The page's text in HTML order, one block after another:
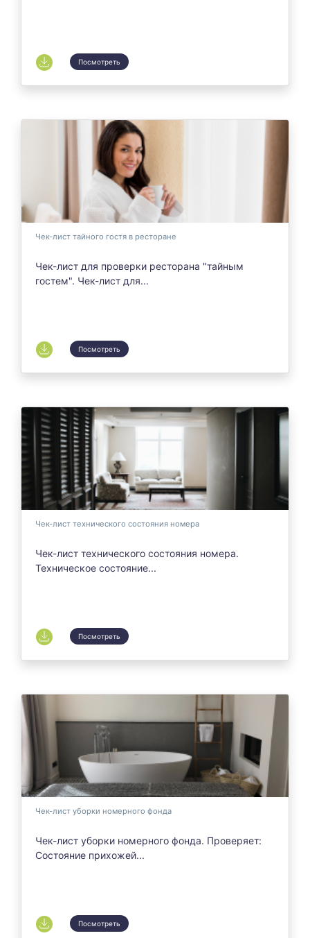
Посмотреть
Чек-лист тайного гостя в ресторане
Чек-лист для проверки ресторана "тайным
гостем". Чек-лист для...
Посмотреть
Чек-лист технического состояния номера
Чек-лист технического состояния номера.
Техническое состояние...
Посмотреть
Чек-лист уборки номерного фонда
Чек-лист уборки номерного фонда. Проверяет:
Состояние прихожей...
Посмотреть